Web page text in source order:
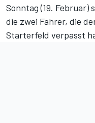
Sonntag (19.
die zwei Fahrer, die
Starterfeld verpasst